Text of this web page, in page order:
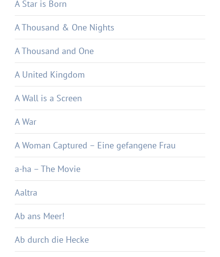
A Star is Born
A Thousand & One Nights
A Thousand and One
A United Kingdom
A Wall is a Screen
A War
A Woman Captured – Eine gefangene Frau
a-ha – The Movie
Aaltra
Ab ans Meer!
Ab durch die Hecke